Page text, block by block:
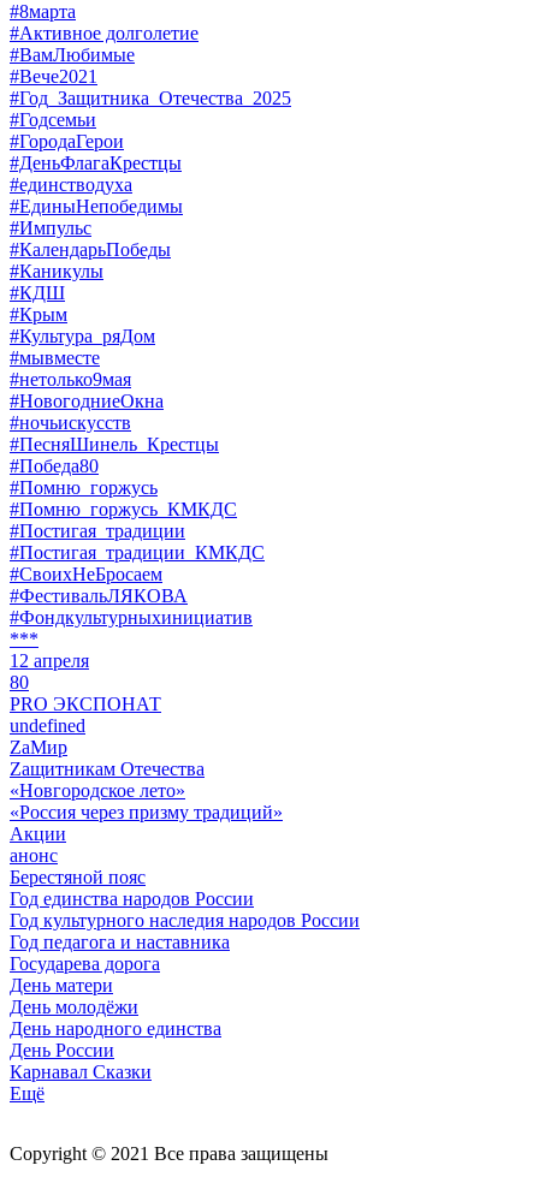
#8марта
#Активное долголетие
#ВамЛюбимые
#Вече2021
#Год_Защитника_Отечества_2025
#Годсемьи
#ГородаГерои
#ДеньФлагаКрестцы
#единстводуха
#ЕдиныНепобедимы
#Импульс
#КалендарьПобеды
#Каникулы
#КДШ
#Крым
#Культура_ряДом
#мывместе
#нетолько9мая
#НовогодниеОкна
#ночьискусств
#ПесняШинель_Крестцы
#Победа80
#Помню_горжусь
#Помню_горжусь_КМКДС
#Постигая_традиции
#Постигая_традиции_КМКДС
#СвоихНеБросаем
#ФестивальЛЯКОВА
#Фондкультурныхинициатив
***
12 апреля
80
PRO ЭКСПОНАТ
undefined
ZaМир
Zащитникам Отечества
«Новгородское лето»
«Россия через призму традиций»
Акции
анонс
Берестяной пояс
Год единства народов России
Год культурного наследия народов России
Год педагога и наставника
Государева дорога
День матери
День молодёжи
День народного единства
День России
Карнавал Сказки
Ещё
Copyright © 2021 Все права защищены